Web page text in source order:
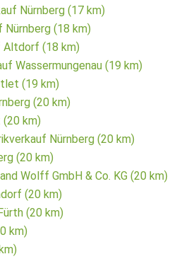
Nürnberg (17 km)
Nürnberg (18 km)
Altdorf (18 km)
Wassermungenau (19 km)
(19 km)
(20 km)
km)
Nürnberg (20 km)
(20 km)
Wolff GmbH & Co. KG (20 km)
(20 km)
(20 km)
km)